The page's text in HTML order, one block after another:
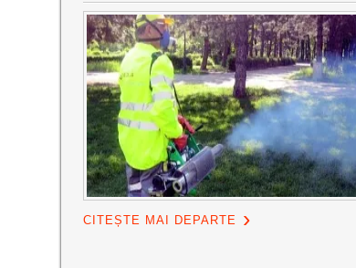
CITEȘTE MAI DEPARTE